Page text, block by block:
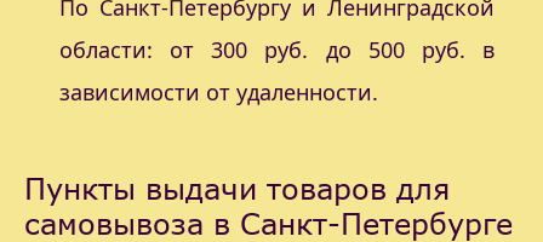
По Санкт-Петербургу и Ленинградской
области: от 300 руб. до 500 руб. в
зависимости от удаленности.
Пункты выдачи товаров для
самовывоза в Санкт-Петербурге